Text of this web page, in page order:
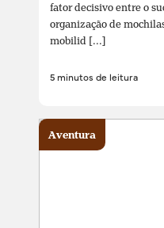
fator decisivo entre o
organização de
mobilid [...]
5 minutos de leitura
Aventura